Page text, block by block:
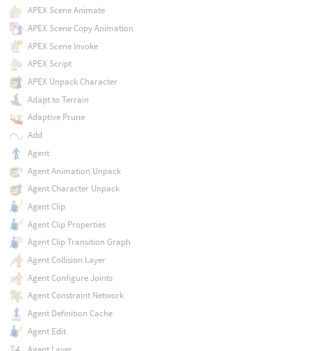
APEX Scene Animate
APEX Scene Copy Animation
APEX Scene Invoke
APEX Script
APEX Unpack Character
Adapt to Terrain
Adaptive Prune
Add
Agent
Agent Animation Unpack
Agent Character Unpack
Agent Clip
Agent Clip Properties
Agent Clip Transition Graph
Agent Collision Layer
Agent Configure Joints
Agent Constraint Network
Agent Definition Cache
Agent Edit